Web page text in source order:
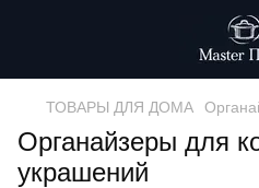
ТОВАРЫ ДЛЯ ДОМА
Органайзеры для
украшений